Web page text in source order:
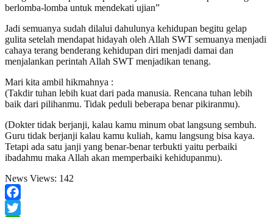
berlomba-lomba untuk mendekati ujian”
Jadi semuanya sudah dilalui dahulunya kehidupan begitu gelap
gulita setelah mendapat hidayah oleh Allah SWT semuanya menjadi
cahaya terang benderang kehidupan diri menjadi damai dan
menjalankan perintah Allah SWT menjadikan tenang.
Mari kita ambil hikmahnya :
(Takdir tuhan lebih kuat dari pada manusia. Rencana tuhan lebih
baik dari pilihanmu. Tidak peduli beberapa benar pikiranmu).
(Dokter tidak berjanji, kalau kamu minum obat langsung sembuh.
Guru tidak berjanji kalau kamu kuliah, kamu langsung bisa kaya.
Tetapi ada satu janji yang benar-benar terbukti yaitu perbaiki
ibadahmu maka Allah akan memperbaiki kehidupanmu).
News Views: 142
Facebook